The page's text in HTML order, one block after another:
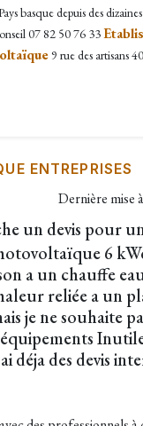
basque depuis des
07 82 50 76 33
9 rue des artisans
ENTREPRISES
Dernière mise
un devis pour
6
a un chauffe
reliée a un
je ne souhaite
déja des devis